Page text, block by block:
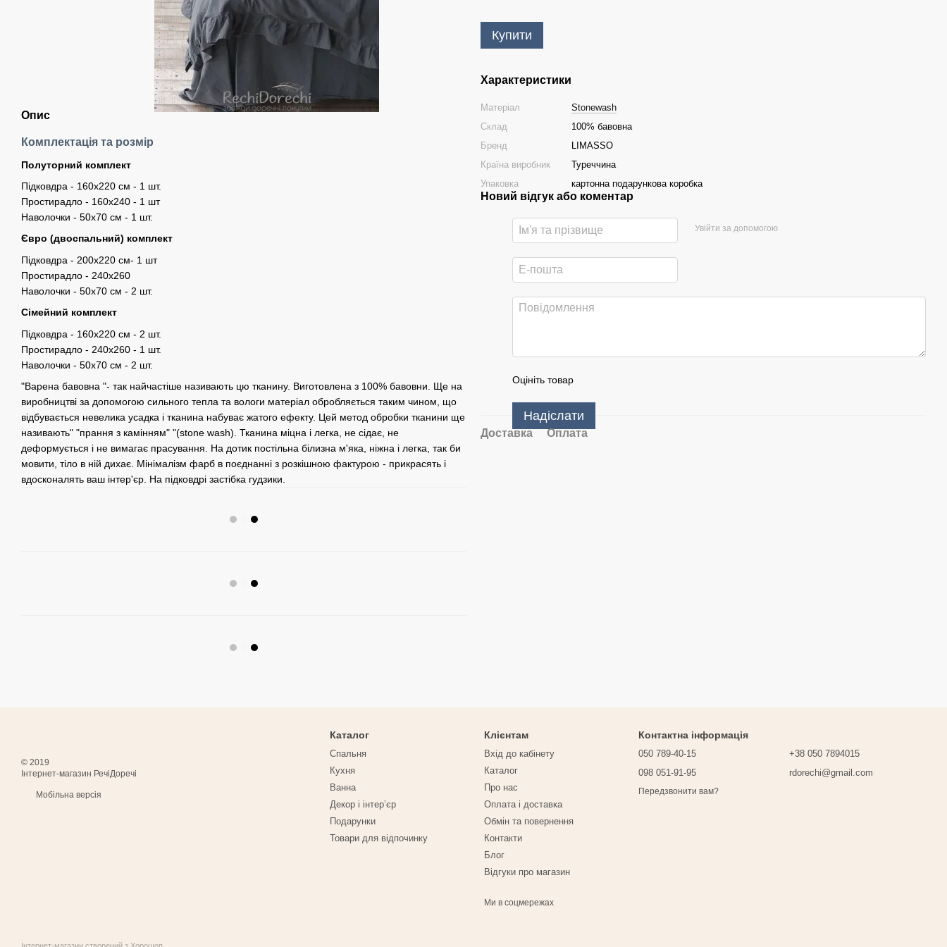
Опис
Комплектація та розмір
Полуторний комплект
Підковдра - 160х220 см - 1 шт.
Простирадло - 160х240 - 1 шт
Наволочки - 50х70 см - 1 шт.
Євро (двоспальний) комплект
Підковдра - 200х220 см- 1 шт
Простирадло - 240х260
Наволочки - 50х70 см - 2 шт.
Сімейний комплект
Підковдра - 160х220 см - 2 шт.
Простирадло - 240х260 - 1 шт.
Наволочки - 50х70 см - 2 шт.
"Варена бавовна "- так найчастіше називають цю тканину. Виготовлена ​​з 100% бавовни. Ще на
виробництві за допомогою сильного тепла та вологи матеріал обробляється таким чином, що
відбувається невелика усадка і тканина набуває жатого ефекту. Цей метод обробки тканини ще
називають" "прання з камінням" "(stone wash). Тканина міцна і легка, не сідає, не
деформується і не вимагає прасування. На дотик постільна білизна м'яка, ніжна і легка, так би
мовити, тіло в ній дихає. Мінімалізм фарб в поєднанні з розкішною фактурою - прикрасять і
вдосконалять ваш інтер'єр. На підковдрі застібка гудзики.
Купити
Характеристики
Матеріал
Stonewash
Склад
100% бавовна
Бренд
LIMASSO
Країна виробник
Туреччина
Упаковка
картонна подарункова коробка
Новий відгук або коментар
Увійти за допомогою
Оцініть товар
Надіслати
Доставка Оплата
© 2019
Інтернет-магазин РечіДоречі
Мобільна версія
Каталог
Спальня
Кухня
Ванна
Декор і інтерʼєр
Подарунки
Товари для відпочинку
Клієнтам
Вхід до кабінету
Каталог
Про нас
Оплата і доставка
Обмін та повернення
Контакти
Блог
Відгуки про магазин
Ми в соцмережах
Контактна інформація
050 789-40-15
098 051-91-95
Передзвонити вам?
+38 050 7894015
rdorechi@gmail.com